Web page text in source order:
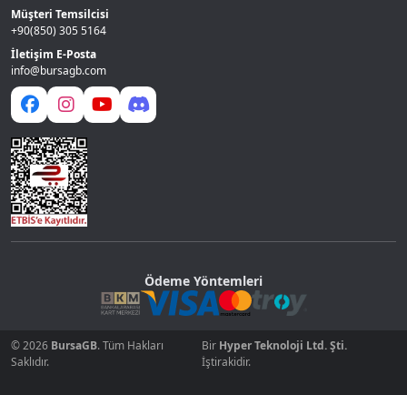
Müşteri Temsilcisi
+90(850) 305 5164
İletişim E-Posta
info@bursagb.com
Ödeme Yöntemleri
© 2026 BursaGB. Tüm Hakları
Saklıdır.
Bir Hyper Teknoloji Ltd. Şti.
İştirakidir.